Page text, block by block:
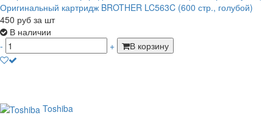
Оригинальный картридж BROTHER LC563C (600 стр., голубой)
450 руб за шт
В наличии
-
+ В корзину
Toshiba